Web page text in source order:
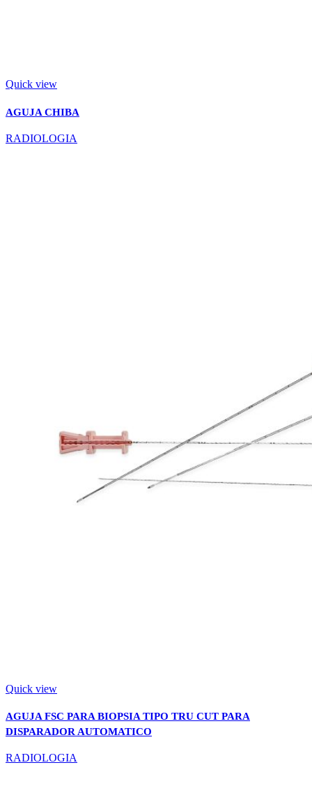
Quick view
AGUJA CHIBA
RADIOLOGIA
Quick view
AGUJA FSC PARA BIOPSIA TIPO TRU CUT PARA
DISPARADOR AUTOMATICO
RADIOLOGIA